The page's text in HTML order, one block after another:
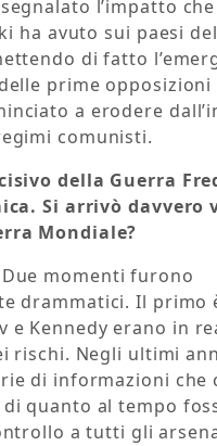
l’impatto
ha avuto sui paesi
di fatto
prime
a erodere
comunisti.
della Guerra
Si arrivò davvero
Mondiale?
momenti furono
drammatici. Il primo
e Kennedy erano in
rischi. Negli ultimi
di informazioni che
quanto al tempo
a tutti gli